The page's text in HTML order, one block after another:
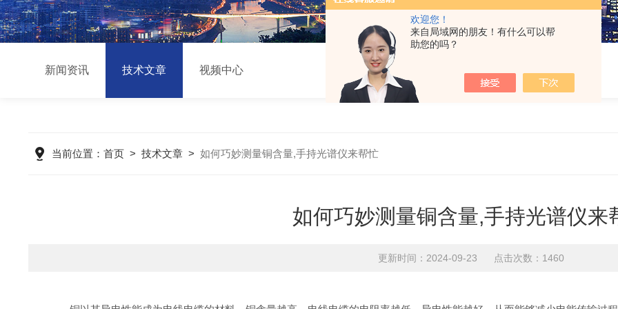
欢迎您！
来自局域网的朋友！有什么可以帮
助您的吗？
新闻资讯 技术文章 视频中心
当前位置： 首页> 技术文章> 如何巧妙测量铜含量,手持光谱仪来帮忙
如何巧妙测量铜含量,手持光谱仪来
更新时间：2024-09-23 点击次数：1460